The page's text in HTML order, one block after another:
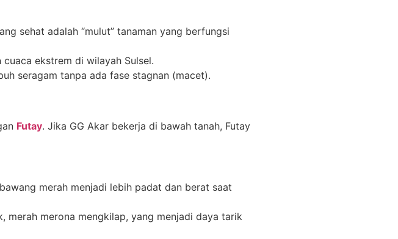
sehat adalah “mulut” tanaman yang berfungsi
ekstrem di wilayah Sulsel.
seragam tanpa ada fase stagnan (macet).
Futay. Jika GG Akar bekerja di bawah tanah, Futay
merah menjadi lebih padat dan berat saat
merah merona mengkilap, yang menjadi daya tarik